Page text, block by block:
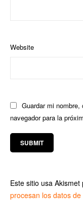
Website
Guardar mi
navegador para la
Este sitio usa
procesan los datos